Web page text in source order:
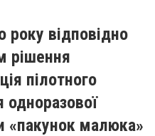
року відповідно
рішення
пілотного
одноразової
«пакунок малюка»